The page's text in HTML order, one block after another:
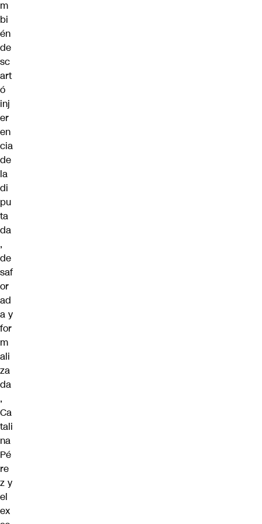
m
bi
én
de
sc
art
ó
inj
er
en
cia
de
la
di
pu
ta
da
,
de
saf
or
ad
a y
for
m
ali
za
da
,
Ca
tali
na
Pé
re
z y
el
ex